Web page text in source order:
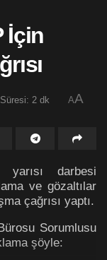
İçin
2 dk AA
yarısı darbesi
ve gözaltılar
çağrısı yaptı.
Sorumlusu
şöyle: